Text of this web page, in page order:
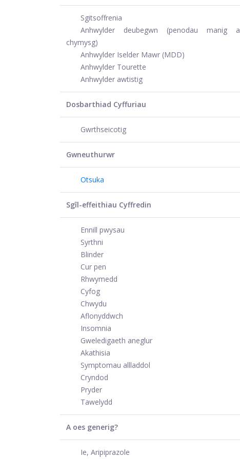
Sgitsoffrenia
Anhwylder deubegwn (penodau manig a
chymysg)
Anhwylder Iselder Mawr (MDD)
Anhwylder Tourette
Anhwylder awtistig
Dosbarthiad Cyffuriau
Gwrthseicotig
Gwneuthurwr
Otsuka
Sgîl-effeithiau Cyffredin
Ennill pwysau
Syrthni
Blinder
Cur pen
Rhwymedd
Cyfog
Chwydu
Aflonyddwch
Insomnia
Gweledigaeth aneglur
Akathisia
Symptomau allladdol
Cryndod
Pryder
Tawelydd
A oes generig?
Ie, Aripiprazole